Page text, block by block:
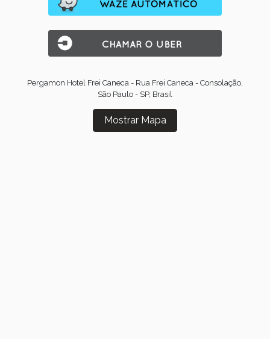
Pergamon Hotel Frei Caneca - Rua Frei Caneca - Consolação,
São Paulo - SP, Brasil
Mostrar Mapa